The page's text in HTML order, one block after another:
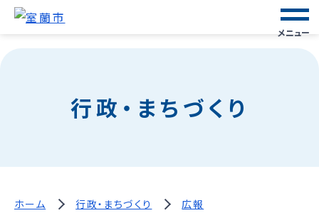
メニュー
行政・まちづくり
ホーム 行政・まちづくり
広報